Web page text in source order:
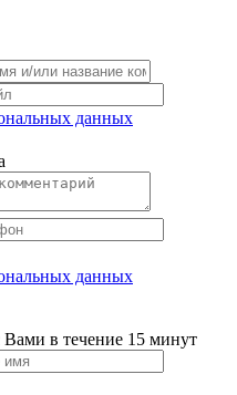
данных
данных
Вами в течение 15 минут